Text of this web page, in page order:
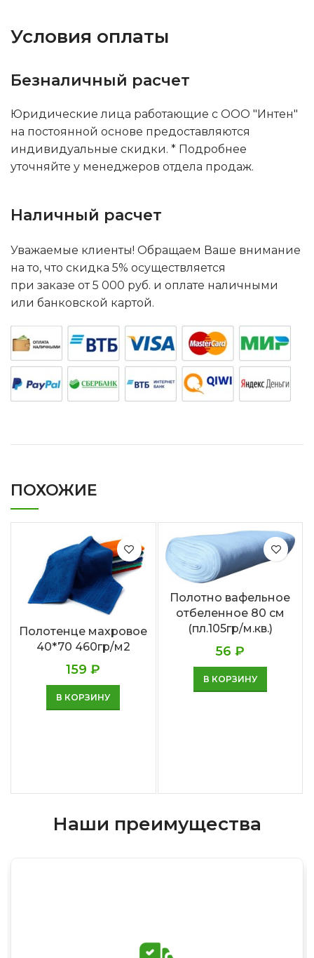
Условия оплаты
Безналичный расчет
Юридические лица работающие с ООО "Интен"
на постоянной основе предоставляются
индивидуальные скидки. * Подробнее
уточняйте у менеджеров отдела продаж.
Наличный расчет
Уважаемые клиенты! Обращаем Ваше внимание
на то, что скидка 5% осуществляется
при заказе от 5 000 руб. и оплате наличными
или банковской картой.
ПОХОЖИЕ
Полотенце махровое
40*70 460гр/м2
159₽
В КОРЗИНУ
Полотно вафельное
отбеленное 80 см
(пл.105гр/м.кв.)
56₽
В КОРЗИНУ
Наши преимущества